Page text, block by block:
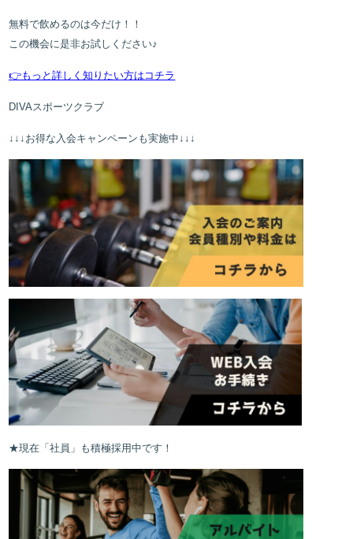
無料で飲めるのは今だけ！！
この機会に是非お試しください♪
👉もっと詳しく知りたい方はコチラ
DIVAスポーツクラブ
↓↓↓お得な入会キャンペーンも実施中↓↓↓
★現在「社員」も積極採用中です！